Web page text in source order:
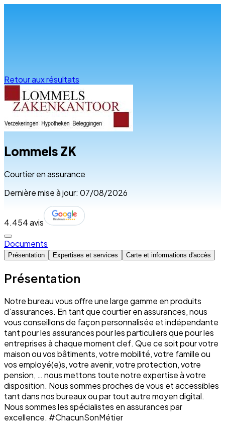
Retour aux résultats
Lommels ZK
Courtier en assurance
Dernière mise à jour: 07/08/2026
4.454 avis
Documents
Présentation Expertises et services Carte et informations d'accès
Présentation
Notre bureau vous offre une large gamme en produits
d’assurances. En tant que courtier en assurances, nous
vous conseillons de façon personnalisée et indépendante
tant pour les assurances pour les particuliers que pour les
entreprises à chaque moment clef. Que ce soit pour votre
maison ou vos bâtiments, votre mobilité, votre famille ou
vos employé(e)s, votre avenir, votre protection, votre
pension, … nous mettons toute notre expertise à votre
disposition. Nous sommes proches de vous et accessibles
tant dans nos bureaux ou par tout autre moyen digital.
Nous sommes les spécialistes en assurances par
excellence. #ChacunSonMétier